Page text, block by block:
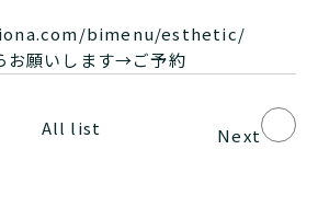
bimenu/esthetic/
お願いします→ご予約
All list Next